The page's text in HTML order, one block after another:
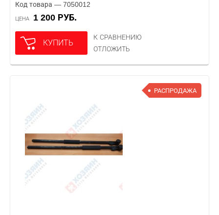
Код товара — 7050012
ЦЕНА 1 200 РУБ.
КУПИТЬ
К СРАВНЕНИЮ
ОТЛОЖИТЬ
РАСПРОДАЖА